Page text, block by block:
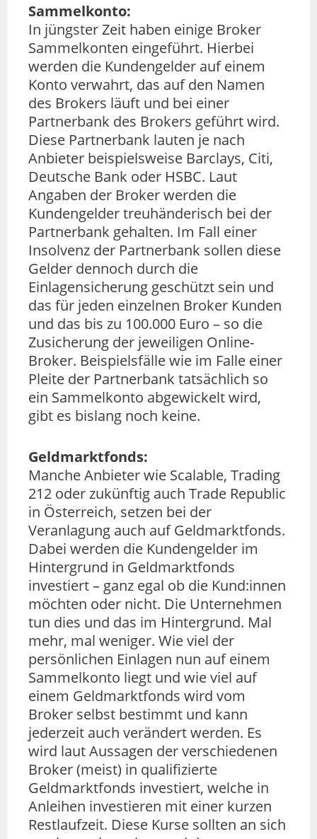
Sammelkonto:
In jüngster Zeit haben einige Broker
Sammelkonten eingeführt. Hierbei
werden die Kundengelder auf einem
Konto verwahrt, das auf den Namen
des Brokers läuft und bei einer
Partnerbank des Brokers geführt wird.
Diese Partnerbank lauten je nach
Anbieter beispielsweise Barclays, Citi,
Deutsche Bank oder HSBC. Laut
Angaben der Broker werden die
Kundengelder treuhänderisch bei der
Partnerbank gehalten. Im Fall einer
Insolvenz der Partnerbank sollen diese
Gelder dennoch durch die
Einlagensicherung geschützt sein und
das für jeden einzelnen Broker Kunden
und das bis zu 100.000 Euro – so die
Zusicherung der jeweiligen Online-
Broker. Beispielsfälle wie im Falle einer
Pleite der Partnerbank tatsächlich so
ein Sammelkonto abgewickelt wird,
gibt es bislang noch keine.
Geldmarktfonds:
Manche Anbieter wie Scalable, Trading
212 oder zukünftig auch Trade Republic
in Österreich, setzen bei der
Veranlagung auch auf Geldmarktfonds.
Dabei werden die Kundengelder im
Hintergrund in Geldmarktfonds
investiert – ganz egal ob die Kund:innen
möchten oder nicht. Die Unternehmen
tun dies und das im Hintergrund. Mal
mehr, mal weniger. Wie viel der
persönlichen Einlagen nun auf einem
Sammelkonto liegt und wie viel auf
einem Geldmarktfonds wird vom
Broker selbst bestimmt und kann
jederzeit auch verändert werden. Es
wird laut Aussagen der verschiedenen
Broker (meist) in qualifizierte
Geldmarktfonds investiert, welche in
Anleihen investieren mit einer kurzen
Restlaufzeit. Diese Kurse sollten an sich